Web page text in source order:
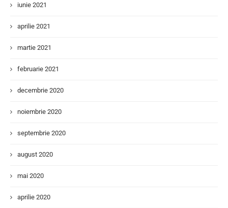
iunie 2021
aprilie 2021
martie 2021
februarie 2021
decembrie 2020
noiembrie 2020
septembrie 2020
august 2020
mai 2020
aprilie 2020